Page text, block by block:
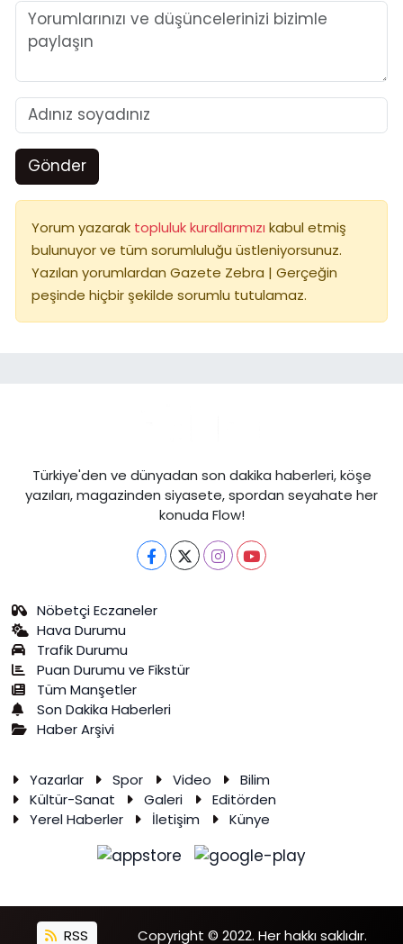
Gönder
Yorum yazarak topluluk kurallarımızı kabul etmiş
bulunuyor ve tüm sorumluluğu üstleniyorsunuz.
Yazılan yorumlardan Gazete Zebra | Gerçeğin
peşinde hiçbir şekilde sorumlu tutulamaz.
Türkiye'den ve dünyadan son dakika haberleri, köşe
yazıları, magazinden siyasete, spordan seyahate her
konuda Flow!
Nöbetçi Eczaneler
Hava Durumu
Trafik Durumu
Puan Durumu ve Fikstür
Tüm Manşetler
Son Dakika Haberleri
Haber Arşivi
Yazarlar Spor Video
Bilim
Kültür-Sanat
Galeri
Editörden
Yerel Haberler
İletişim Künye
RSS Copyright © 2022. Her hakkı saklıdır.